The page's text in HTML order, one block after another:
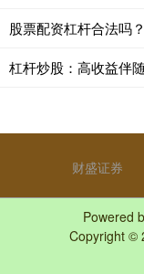
股票配资杠杆合法吗
杠杆炒股：高收益伴
财盛证券
Powered
Copyright ©